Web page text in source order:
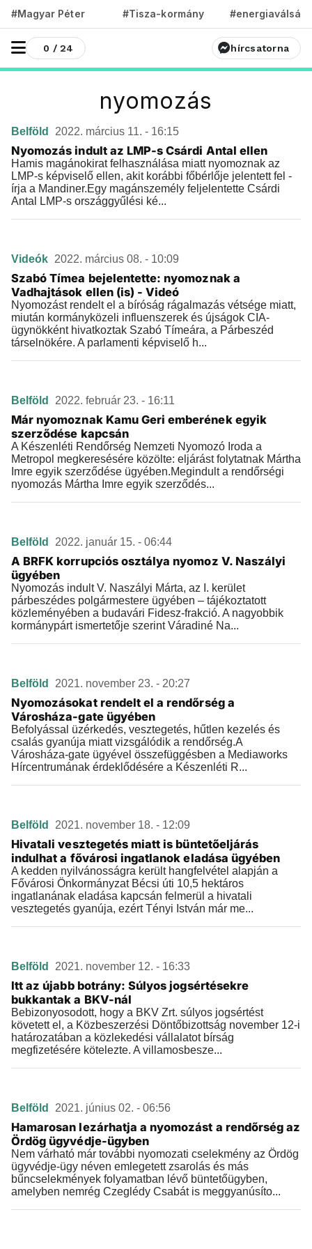
#Magyar Péter #Tisza-kormány #energiaválság
0 / 24 hírcsatorna
nyomozás
Belföld 2022. március 11. - 16:15
Nyomozás indult az LMP-s Csárdi Antal ellen
Hamis magánokirat felhasználása miatt nyomoznak az
LMP-s képviselő ellen, akit korábbi főbérlője jelentett fel -
írja a Mandiner.Egy magánszemély feljelentette Csárdi
Antal LMP-s országgyűlési ké...
Videók 2022. március 08. - 10:09
Szabó Tímea bejelentette: nyomoznak a
Vadhajtások ellen (is) - Videó
Nyomozást rendelt el a bíróság rágalmazás vétsége miatt,
miután kormányközeli influenszerek és újságok CIA-
ügynökként hivatkoztak Szabó Tímeára, a Párbeszéd
társelnökére. A parlamenti képviselő h...
Belföld 2022. február 23. - 16:11
Már nyomoznak Kamu Geri emberének egyik
szerződése kapcsán
A Készenléti Rendőrség Nemzeti Nyomozó Iroda a
Metropol megkeresésére közölte: eljárást folytatnak Mártha
Imre egyik szerződése ügyében.Megindult a rendőrségi
nyomozás Mártha Imre egyik szerződés...
Belföld 2022. január 15. - 06:44
A BRFK korrupciós osztálya nyomoz V. Naszályi
ügyében
Nyomozás indult V. Naszályi Márta, az I. kerület
párbeszédes polgármestere ügyében – tájékoztatott
közleményében a budavári Fidesz-frakció. A nagyobbik
kormánypárt ismertetője szerint Váradiné Na...
Belföld 2021. november 23. - 20:27
Nyomozásokat rendelt el a rendőrség a
Városháza-gate ügyében
Befolyással üzérkedés, vesztegetés, hűtlen kezelés és
csalás gyanúja miatt vizsgálódik a rendőrség.A
Városháza-gate ügyével összefüggésben a Mediaworks
Hírcentrumának érdeklődésére a Készenléti R...
Belföld 2021. november 18. - 12:09
Hivatali vesztegetés miatt is büntetőeljárás
indulhat a fővárosi ingatlanok eladása ügyében
A kedden nyilvánosságra került hangfelvétel alapján a
Fővárosi Önkormányzat Bécsi úti 10,5 hektáros
ingatlanának eladása kapcsán felmerül a hivatali
vesztegetés gyanúja, ezért Tényi István már me...
Belföld 2021. november 12. - 16:33
Itt az újabb botrány: Súlyos jogsértésekre
bukkantak a BKV-nál
Bebizonyosodott, hogy a BKV Zrt. súlyos jogsértést
követett el, a Közbeszerzési Döntőbizottság november 12-i
határozatában a közlekedési vállalatot bírság
megfizetésére kötelezte. A villamosbesze...
Belföld 2021. június 02. - 06:56
Hamarosan lezárhatja a nyomozást a rendőrség az
Ördög ügyvédje-ügyben
Nem várható már további nyomozati cselekmény az Ördög
ügyvédje-ügy néven emlegetett zsarolás és más
bűncselekmények folyamatban lévő büntetőügyben,
amelyben nemrég Czeglédy Csabát is meggyanúsíto...